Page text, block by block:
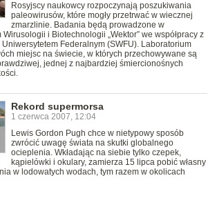
Rosyjscy naukowcy rozpoczynają poszukiwania
paleowirusów, które mogły przetrwać w wiecznej
zmarzlinie. Badania będą prowadzone w
i Biotechnologii „Wektor” we współpracy z
Uniwersytetem Federalnym (SWFU). Laboratorium
miejsc na świecie, w których przechowywane są
jednej z najbardziej śmiercionośnych
Rekord supermorsa
1 czerwca 2007, 12:04
Lewis Gordon Pugh chce w nietypowy sposób
zwrócić uwagę świata na skutki globalnego
ocieplenia. Wkładając na siebie tylko czepek,
kąpielówki i okulary, zamierza 15 lipca pobić własny
w lodowatych wodach, tym razem w okolicach